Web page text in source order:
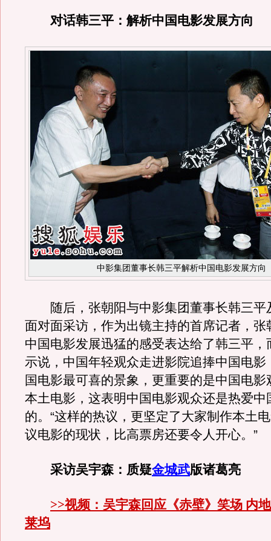
对话韩三平：解析中国电影发展方向
中影集团董事长韩三平解析中国电影发展方向
随后，张朝阳与中影集团董事长韩三平
面对面采访，作为出镜主持的首席记者，张
中国电影发展迅猛的感受表达给了韩三平，
示说，中国年轻观众走进影院追捧中国电影
国电影最可喜的景象，更重要的是中国电影
本土电影，这表明中国电影观众还是热爱中
的。“这样的热议，更坚定了大家制作本土
议电影的现状，比高票房还要令人开心。”
采访吴宇森：质疑金城武版诸葛亮
>>视频：吴宇森回应《赤壁》笑场 内
莱坞